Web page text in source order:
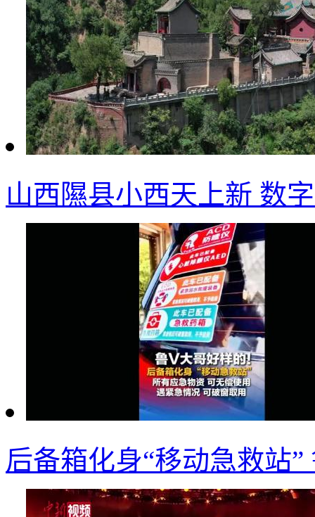
山西隰县小西天上新 数
后备箱化身“移动急救站